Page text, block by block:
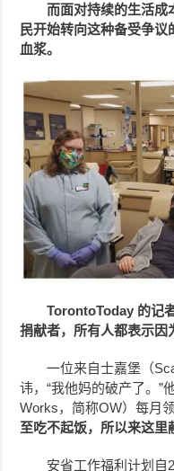
而面对持续的生活成
民开始转向这种备受争
血浆。
TorontoToday 的记
捐献者，所有人都表示因
一位来自士嘉堡（
讳，“我他妈的破产了。”
Works，简称OW）每月
至吃不起饭，所以来这里
安省工作福利计划自